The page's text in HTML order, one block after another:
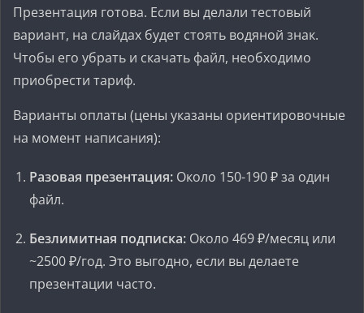
Презентация готова. Если вы делали тестовый
вариант, на слайдах будет стоять водяной знак.
Чтобы его убрать и скачать файл, необходимо
приобрести тариф.
Варианты оплаты (цены указаны ориентировочные
на момент написания):
Разовая презентация: Около 150-190 ₽ за один
файл.
Безлимитная подписка: Около 469 ₽/месяц или
~2500 ₽/год. Это выгодно, если вы делаете
презентации часто.